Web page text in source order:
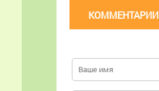
КОММЕНТАРИИ